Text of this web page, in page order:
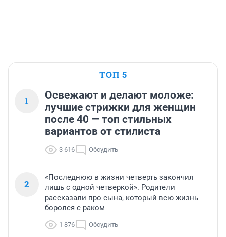
ТОП 5
1
Освежают и делают моложе:
лучшие стрижки для женщин
после 40 — топ стильных
вариантов от стилиста
3 616 Обсудить
2
«Последнюю в жизни четверть закончил
лишь с одной четверкой». Родители
рассказали про сына, который всю жизнь
боролся с раком
1 876 Обсудить